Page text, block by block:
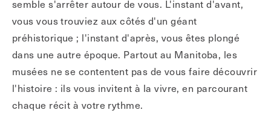
semble s'arrêter autour de vous. L'instant d'avant,
vous vous trouviez aux côtés d'un géant
préhistorique ; l'instant d'après, vous êtes plongé
dans une autre époque. Partout au Manitoba, les
musées ne se contentent pas de vous faire découvrir
l'histoire : ils vous invitent à la vivre, en parcourant
chaque récit à votre rythme.